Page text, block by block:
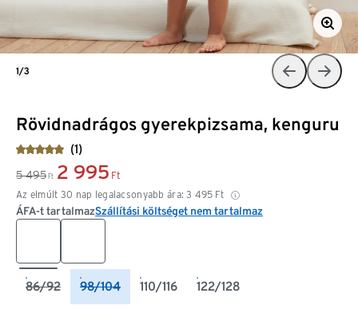
Rövidnadrágos gyerekpizsama, kenguru
(1)
5 495 Ft 2 995 Ft
Az elmúlt 30 nap legalacsonyabb ára: 3 495 Ft
ÁFA-t tartalmazSzállítási költséget nem tartalmaz
86/92 98/104 110/116 122/128
1/3